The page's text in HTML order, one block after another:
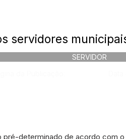
servidores
SERVIDOR
determinado de acordo com